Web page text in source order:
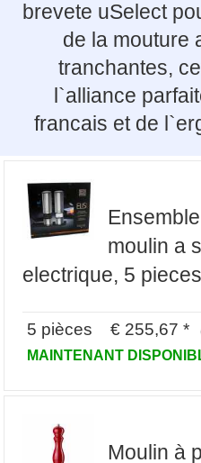
brevete uSelect
de la mouture
tranchantes,
l`alliance
francais et de
moulin a
electrique, 5
5 pièces € 255,67 *
MAINTENANT
Moulin à